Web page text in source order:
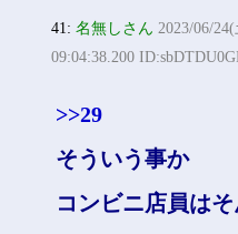
41:名無しさん 2023/06/
09:04:38.200
>>29
そういう事か
コンビニ店員は